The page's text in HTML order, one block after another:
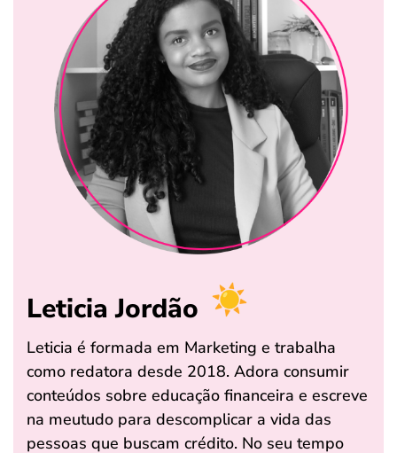
Leticia Jordão
Leticia é formada em Marketing e trabalha
como redatora desde 2018. Adora consumir
conteúdos sobre educação financeira e escreve
na meutudo para descomplicar a vida das
pessoas que buscam crédito. No seu tempo